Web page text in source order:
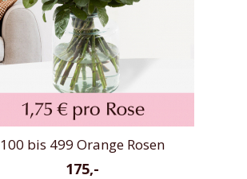
100 bis 499 Orange Rosen
175,-